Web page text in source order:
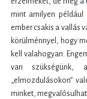
mint amilyen például
ember csakis a vallás
körülménnyel, hogy
kell valahogyan.
van szükségünk,
„elmozdulásokon”
minket,